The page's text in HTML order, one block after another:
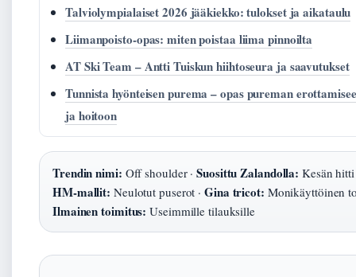
Talviolympialaiset 2026 jääkiekko: tulokset ja aikataulu
Liimanpoisto-opas: miten poistaa liima pinnoilta
AT Ski Team – Antti Tuiskun hiihtoseura ja saavutukset
Tunnista hyönteisen purema – opas pureman
ja hoitoon
Trendin nimi: Off shoulder ·Suosittu Zalandolla: Kesän hitti
HM-mallit: Neulotut puserot · Gina tricot: Monikäyttöinen
Ilmainen toimitus: Useimmille tilauksille